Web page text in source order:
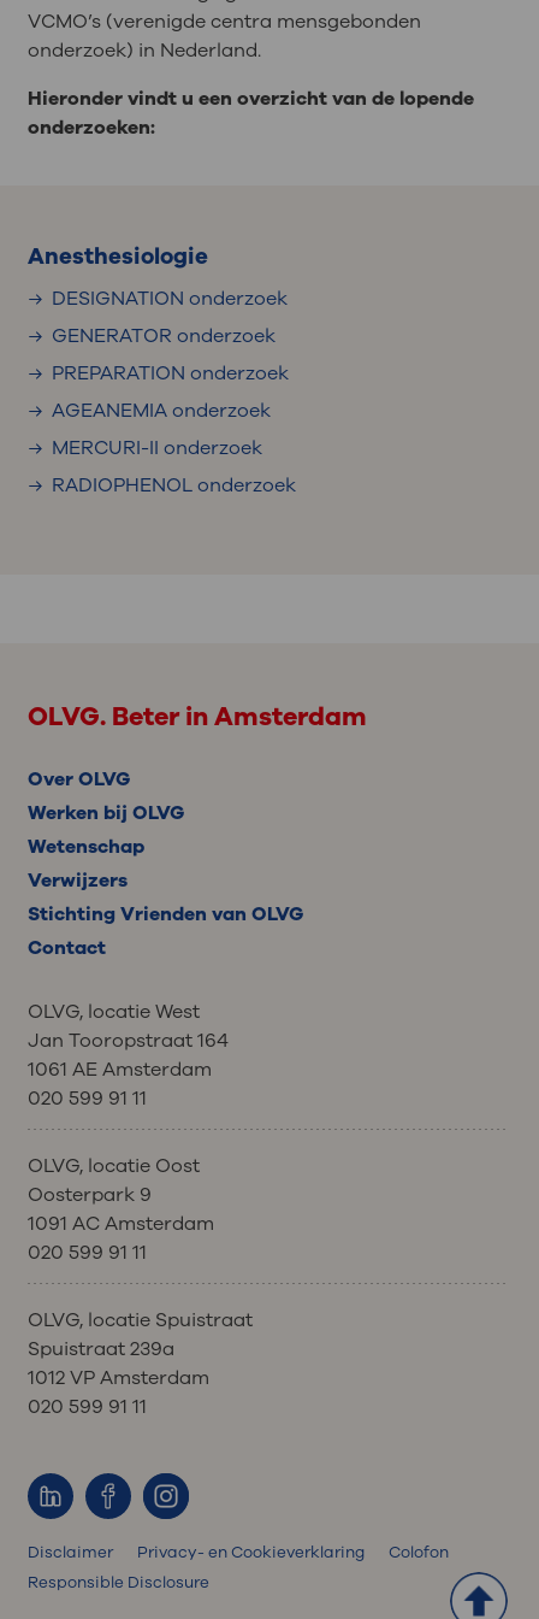
VCMO’s (verenigde centra mensgebonden
onderzoek) in Nederland.
Hieronder vindt u een overzicht van de lopende
onderzoeken:
Anesthesiologie
DESIGNATION onderzoek
GENERATOR onderzoek
PREPARATION onderzoek
AGEANEMIA onderzoek
MERCURI-II onderzoek
RADIOPHENOL onderzoek
OLVG. Beter in Amsterdam
Over OLVG
Werken bij OLVG
Wetenschap
Verwijzers
Stichting Vrienden van OLVG
Contact
OLVG, locatie West
Jan Tooropstraat 164
1061 AE Amsterdam
020 599 91 11
OLVG, locatie Oost
Oosterpark 9
1091 AC Amsterdam
020 599 91 11
OLVG, locatie Spuistraat
Spuistraat 239a
1012 VP Amsterdam
020 599 91 11
Disclaimer Privacy- en Cookieverklaring
Colofon
Responsible Disclosure